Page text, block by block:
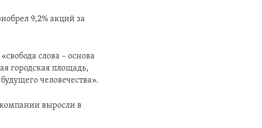
9,2% акций за
слова – основа
городская площадь,
человечества».
выросли в